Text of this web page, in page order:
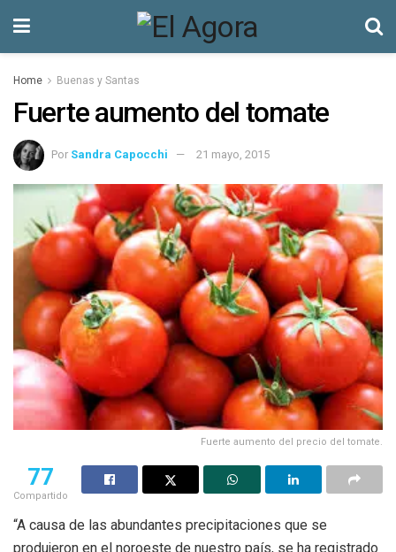
Home Buenas y Santas
Fuerte aumento del tomate
Por Sandra Capocchi 21 mayo, 2015
Fuerte aumento del precio del tomate.
77
Compartido
“A causa de las abundantes precipitaciones que se
produjeron en el noroeste de nuestro país, se ha registrado